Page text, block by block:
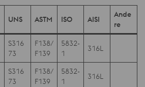
UNS ASTM ISO AISI
Ande
re
S316
73
F138/
F139
5832-
1
316L
S316
73
F138/
F139
5832-
1
316L